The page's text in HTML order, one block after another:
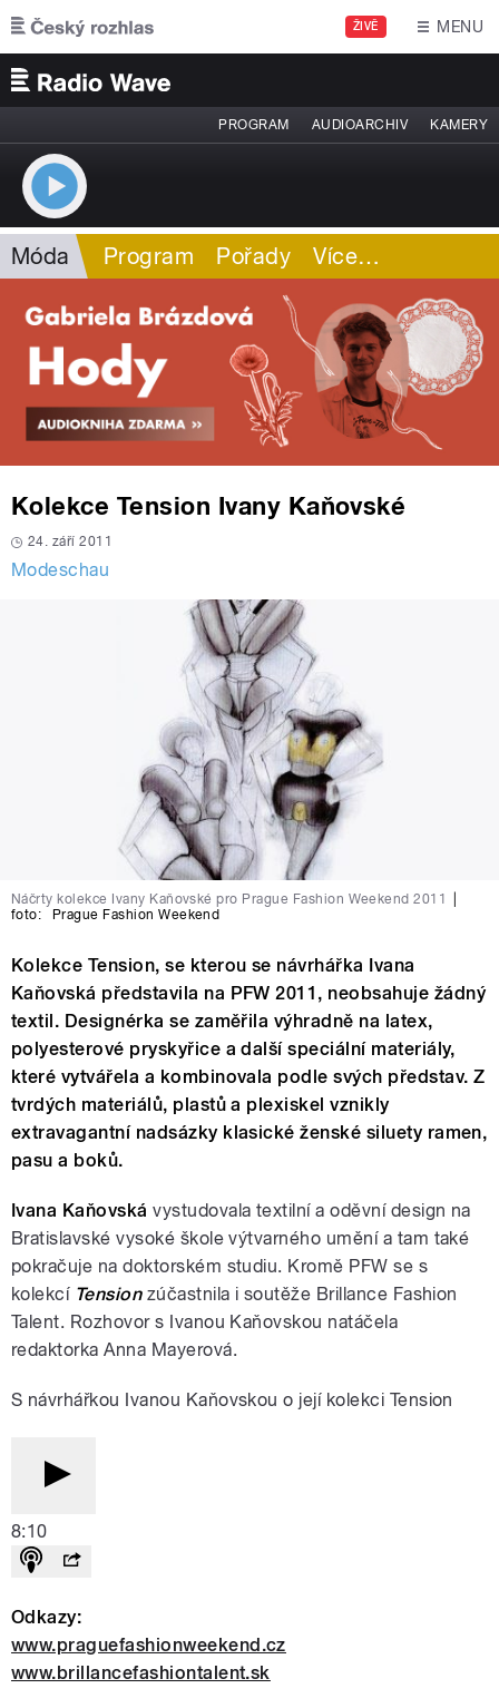
Přejít k hlavnímu obsahu
ŽIVĚ MENU
PROGRAM AUDIOARCHIV KAMERY
Móda Program Pořady Více…
Kolekce Tension Ivany Kaňovské
24. září 2011
Modeschau
Náčrty kolekce Ivany Kaňovské pro Prague Fashion Weekend 2011
foto:
Prague Fashion Weekend
Kolekce Tension, se kterou se návrhářka Ivana
Kaňovská představila na PFW 2011, neobsahuje žádný
textil. Designérka se zaměřila výhradně na latex,
polyesterové pryskyřice a další speciální materiály,
které vytvářela a kombinovala podle svých představ. Z
tvrdých materiálů, plastů a plexiskel vznikly
extravagantní nadsázky klasické ženské siluety ramen,
pasu a boků.
Ivana Kaňovská vystudovala textilní a oděvní design na
Bratislavské vysoké škole výtvarného umění a tam také
pokračuje na doktorském studiu. Kromě PFW se s
kolekcí Tensionzúčastnila i soutěže Brillance Fashion
Talent. Rozhovor s Ivanou Kaňovskou natáčela
redaktorka Anna Mayerová.
S návrhářkou Ivanou Kaňovskou o její kolekci Tension
8:10
Odkazy:
www.praguefashionweekend.cz
www.brillancefashiontalent.sk